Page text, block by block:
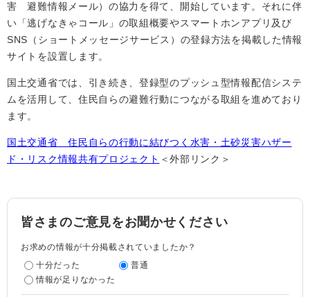
害 避難情報メール）の協力を得て、開始しています。それに伴
い「逃げなきゃコール」の取組概要やスマートホンアプリ及び
SNS（ショートメッセージサービス）の登録方法を掲載した情報
サイトを設置します。
国土交通省では、引き続き、登録型のプッシュ型情報配信システ
ムを活用して、住民自らの避難行動につながる取組を進めており
ます。
国土交通省 住民自らの行動に結びつく水害・土砂災害ハザー
ド・リスク情報共有プロジェクト ＜外部リンク＞
皆さまのご意見をお聞かせください
お求めの情報が十分掲載されていましたか？
十分だった
普通
情報が足りなかった